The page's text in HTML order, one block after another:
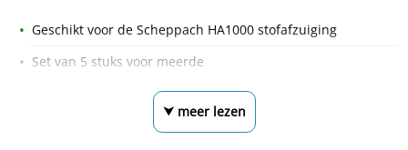
Geschikt voor de Scheppach HA1000 stofafzuiging
Set van 5 stuks voor meerde
⮟ meer lezen